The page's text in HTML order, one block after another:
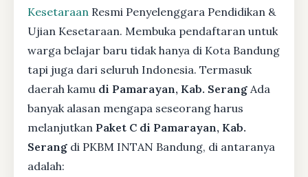
Kesetaraan Resmi Penyelenggara Pendidikan &
Ujian Kesetaraan. Membuka pendaftaran untuk
warga belajar baru tidak hanya di Kota Bandung
tapi juga dari seluruh Indonesia. Termasuk
daerah kamu di Pamarayan, Kab. Serang Ada
banyak alasan mengapa seseorang harus
melanjutkan Paket C di Pamarayan, Kab.
Serang di PKBM INTAN Bandung, di antaranya
adalah: